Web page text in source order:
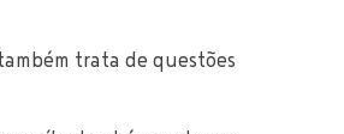
trata de questões